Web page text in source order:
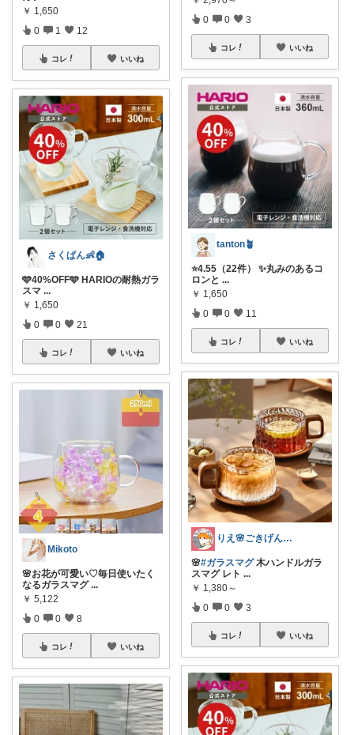
￥ 1,650
0 1 12
コレ いいね
さくぱん👶🏠
🩵40%OFF🩵 HARIOの耐熱ガラ
スマ ...
￥ 1,650
0 0 21
コレ いいね
Mikoto
🌸お花が可愛い♡毎日使いたく
なるガラスマグ ...
￥ 5,122
0 0 8
コレ いいね
0 0 3
コレ いいね
tanton🪴
⭐4.55（22件） ✨丸みのあるコ
ロンと ...
￥ 1,650
0 0 11
コレ いいね
りえ🌸ごきげんな暮らし🏠🌿
🌸#ガラスマグ木ハンドルガラ
スマグ レト ...
￥ 1,380～
0 0 3
コレ いいね